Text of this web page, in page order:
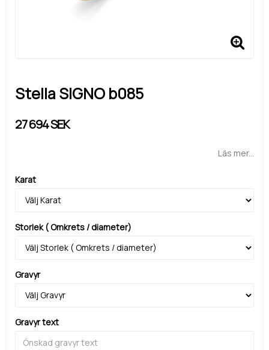
Stella SIGNO b085
27 694 SEK
Läs mer...
Karat
Storlek ( Omkrets / diameter)
Gravyr
Gravyr text